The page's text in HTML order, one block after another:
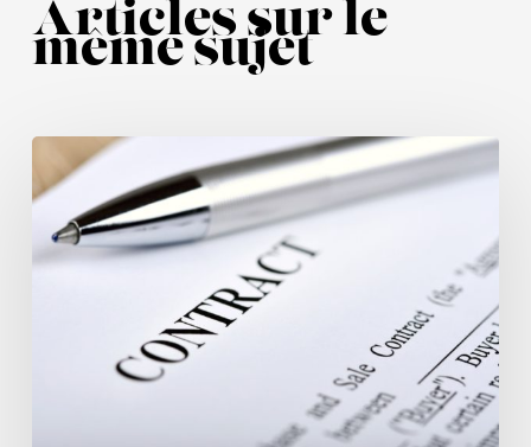
Articles sur le
même sujet
Prescription
de
l’action
en